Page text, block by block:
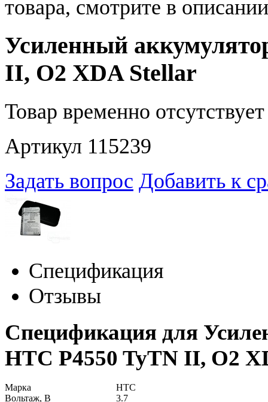
товара, смотрите в
Усиленный
II, O2 XDA Stellar
Товар временно
Артикул 115239
Задать вопрос Добавить к
Спецификация
Отзывы
Спецификация для
HTC P4550 TyTN II, O2
Марка
HTC
Вольтаж, В
3.7